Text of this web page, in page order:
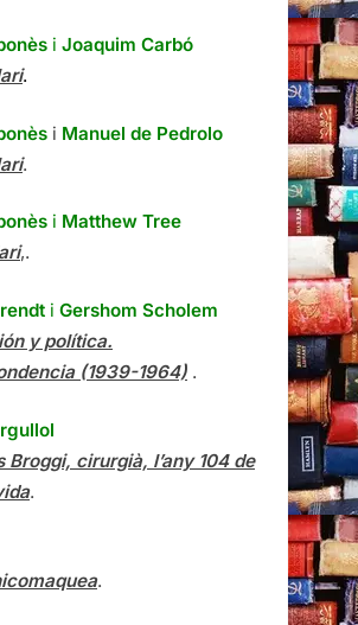
i Joaquim Carbó
.
i Manuel de Pedrolo
.
i Matthew Tree
,.
i Gershom Scholem
y política.
(1939-1964) .
Broggi, cirurgià, l’any 104 de
.
.